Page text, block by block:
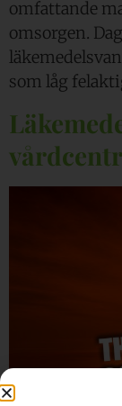
omfattande
omsorgen.
som låg